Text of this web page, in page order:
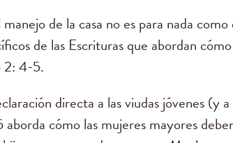
de la casa no es para nada
de las Escrituras que abordan
2: 4-5.
directa a las viudas jóvenes (y
cómo las mujeres mayores